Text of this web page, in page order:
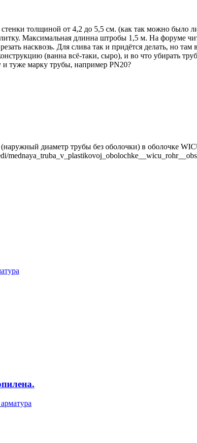
толщиной от 4,2 до 5,5 см. (как так можно было
Максимальная длинна штробы 1,5 м. На форуме
насквозь. Для слива так и придётся делать, но там
(ванна всё-таки, сыро), и во что убирать
туже марку трубы, например PN20?
диаметр трубы без оболочки) в оболочке